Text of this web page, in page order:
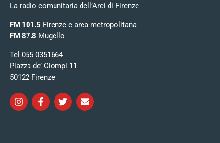
La radio comunitaria dell’Arci di Firenze
FM 101.5 Firenze e area metropolitana
FM 87.8 Mugello
Tel 055 0351664
Piazza de’ Ciompi 11
50122 Firenze